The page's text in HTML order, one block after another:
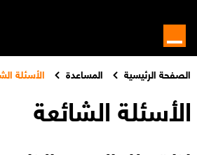
الصفحة الرئيسية المساعدة الأسئلة
الأسئلة الشائعة